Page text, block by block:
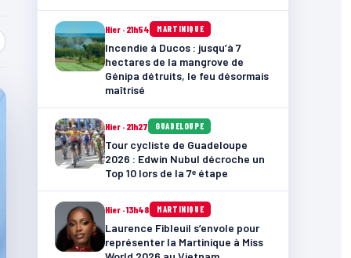
Hier · 21h54 MARTINIQUE
Incendie à Ducos : jusqu’à 7
hectares de la mangrove de
Génipa détruits, le feu désormais
maîtrisé
Hier · 21h27 GUADELOUPE
Tour cycliste de Guadeloupe
2026 : Edwin Nubul décroche un
Top 10 lors de la 7ᵉ étape
Hier · 13h48 MARTINIQUE
Laurence Fibleuil s’envole pour
représenter la Martinique à Miss